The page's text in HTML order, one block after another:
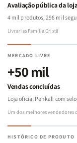
Avaliação pública da
4 mil produtos, 298 mil
Livrarias Família Cristã
MERCADO LIVRE
+50 mil
Vendas concluídas
Loja oficial Penkall com
Um dos melhores vendedores
HISTÓRICO DE PRODUTO